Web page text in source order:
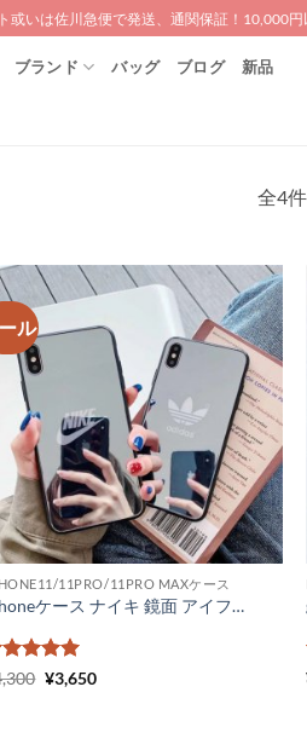
或いは佐川急便で発送、通関保証！10,000円
ブランド バッグ ブログ 新品
全4
ル
11PRO/11PRO MAXケース
iphoneケース ナイキ 鏡面 アイフォンケース 11 アディダス iPhone11pro max ケース ミラータイプ nike iphonexsmax ケース 海外 Adidas iphone xr ケース 通販
階中5の
元
¥3,650現